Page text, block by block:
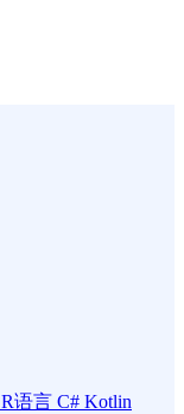
R语言 C# Kotlin